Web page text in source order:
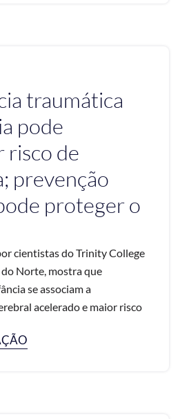
traumática
pode
risco de
prevenção
proteger o
cientistas do Trinity College
Norte, mostra que
se associam a
acelerado e maior risco